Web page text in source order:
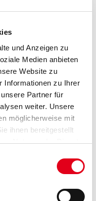
und Anzeigen zu
Medien anbieten
Website zu
Informationen zu Ihrer
Partner für
weiter. Unsere
möglicherweise mit
ihnen bereitgestellt
Nutzung der Dienste